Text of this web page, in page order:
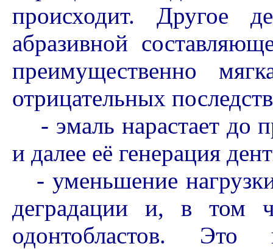
происходит. Другое
абразивной
преимущественно
отрицательных
- эмаль нарастает до
и далее её генерация
- уменьшение
деградации и, в том
одонтобластов. Это